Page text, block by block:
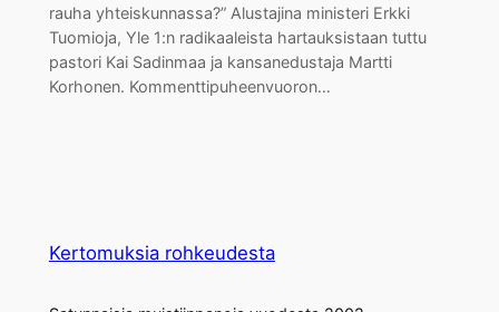
rauha yhteiskunnassa?” Alustajina ministeri Erkki
Tuomioja, Yle 1:n radikaaleista hartauksistaan tuttu
pastori Kai Sadinmaa ja kansanedustaja Martti
Korhonen. Kommenttipuheenvuoron…
Kertomuksia rohkeudesta